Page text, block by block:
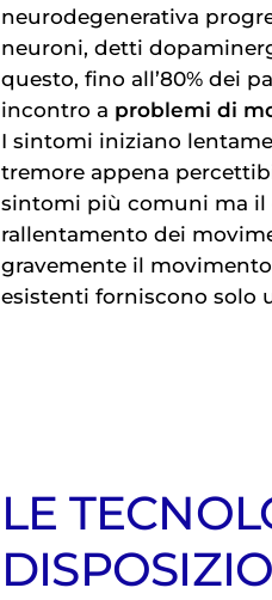
neurodegenerativa
neuroni, detti
questo, fino all’80% dei
incontro a problemi di
I sintomi iniziano
tremore appena
sintomi più comuni ma il
rallentamento dei
gravemente il
esistenti forniscono solo
LE